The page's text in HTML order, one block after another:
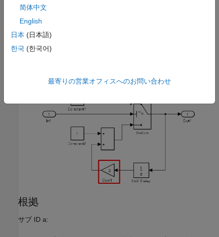
根拠
サブ ID a:
简体中文
English
日本 (日本語)
한국 (한국어)
最寄りの営業オフィスへのお問い合わせ